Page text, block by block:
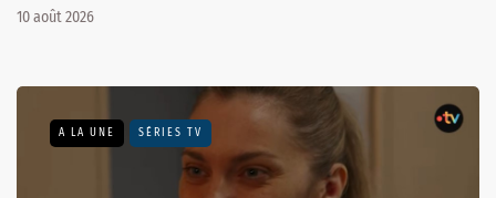
10 août 2026
A LA UNE SÉRIES TV